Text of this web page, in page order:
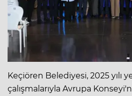
Keçiören Belediyesi, 2025 yılı
çalışmalarıyla Avrupa